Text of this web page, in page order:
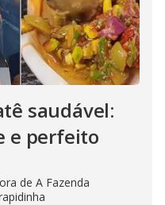
saudável:
e perfeito
de A Fazenda